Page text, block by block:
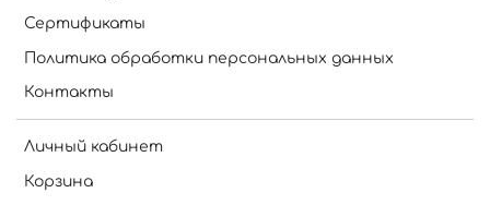
Сертификаты
Политика обработки персональных данных
Контакты
Личный кабинет
Корзина